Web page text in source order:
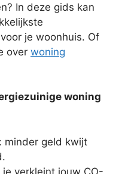
In deze gids kan
je woonhuis. Of
over woning
woning
minder geld kwijt
verkleint jouw CO-